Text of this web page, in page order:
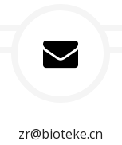
zr@bioteke.cn